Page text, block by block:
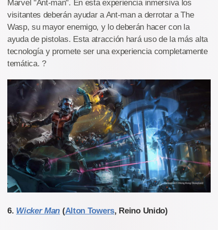
Marvel "Ant-man". En esta experiencia inmersiva los
visitantes deberán ayudar a Ant-man a derrotar a The
Wasp, su mayor enemigo, y lo deberán hacer con la
ayuda de pistolas. Esta atracción hará uso de la más alta
tecnología y promete ser una experiencia completamente
temática. ?
6. Wicker Man (Alton Towers, Reino Unido)